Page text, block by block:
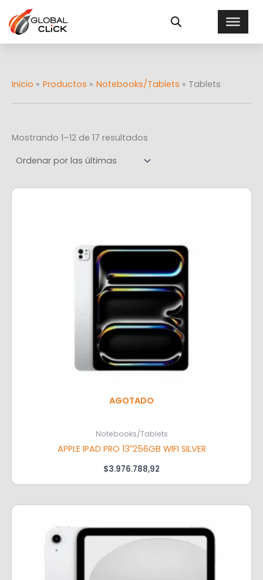
contenido
s
t
o
Inicio Productos Notebooks/Tablets Tablets
Mostrando 1–12 de 17 resultados
recientes
AGOTADO
Notebooks/Tablets
APPLE IPAD PRO 13″256GB WIFI SILVER
$3.976.788,92